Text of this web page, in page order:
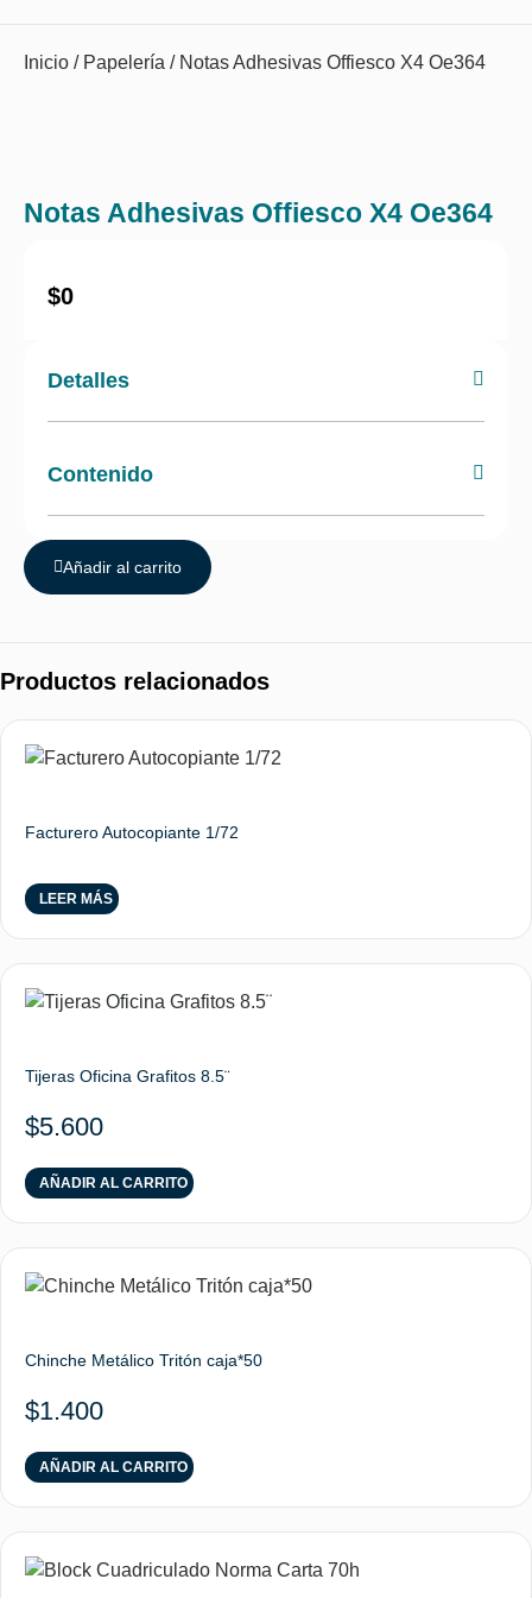
Inicio / Papelería / Notas Adhesivas Offiesco X4 Oe364
Notas Adhesivas Offiesco X4 Oe364
$0
Detalles
Contenido
Añadir al carrito
Productos relacionados
Facturero Autocopiante 1/72
LEER MÁS
Tijeras Oficina Grafitos 8.5¨
$5.600
AÑADIR AL CARRITO
Chinche Metálico Tritón caja*50
$1.400
AÑADIR AL CARRITO